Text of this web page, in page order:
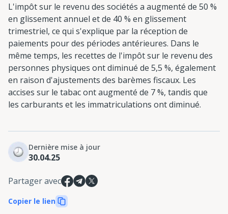
L'impôt sur le revenu des sociétés a augmenté de 50 %
en glissement annuel et de 40 % en glissement
trimestriel, ce qui s'explique par la réception de
paiements pour des périodes antérieures. Dans le
même temps, les recettes de l'impôt sur le revenu des
personnes physiques ont diminué de 5,5 %, également
en raison d'ajustements des barèmes fiscaux. Les
accises sur le tabac ont augmenté de 7 %, tandis que
les carburants et les immatriculations ont diminué.
Dernière mise à jour
30.04.25
Partager avec
Copier le lien